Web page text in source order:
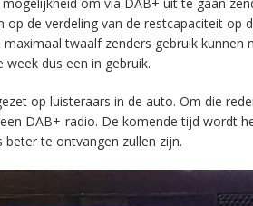
de verdeling van de restcapaciteit op
twaalf zenders gebruik kunnen
dus een in gebruik.
op luisteraars in de auto. Om die
DAB+-radio. De komende tijd wordt
te ontvangen zullen zijn.